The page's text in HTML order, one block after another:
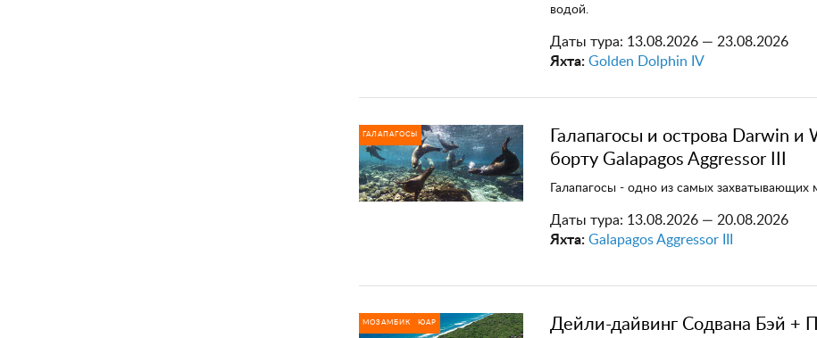
водой.
Даты тура: 13.08.2026 — 23.08.2026
Яхта: Golden Dolphin IV
ГАЛАПАГОСЫ
Галапагосы и острова Darwin и
борту Galapagos Aggressor III
Галапагосы - одно из самых захватывающих
Даты тура: 13.08.2026 — 20.08.2026
Яхта: Galapagos Aggressor III
МОЗАМБИК ЮАР
Дейли-дайвинг Содвана Бэй +